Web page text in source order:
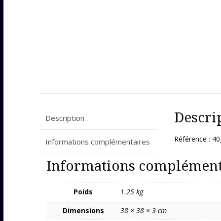
Description
Informations complémentaires Référence :
Informations
Poids
1.25 kg
Dimensions
38 × 38 × 3 cm